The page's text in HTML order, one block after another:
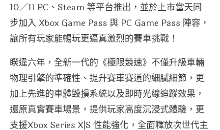
10／11 PC、Steam 等平台推出，並於上市當天同
步加入 Xbox Game Pass 與 PC Game Pass 陣容，
讓所有玩家能暢玩更逼真激烈的賽車挑戰！
睽違六年，全新一代的《極限競速》不僅升級車輛
物理引擎的準確性、提升賽車賽道的細膩細節，更
加上先進的車體毀損系統以及即時光線追蹤效果，
還原真實賽車場景，提供玩家高度沉浸式體驗，更
支援Xbox Series X|S 性能強化，全面釋放次世代主